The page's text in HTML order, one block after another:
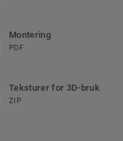
Montering
PDF
Teksturer for 3D-bruk
ZIP